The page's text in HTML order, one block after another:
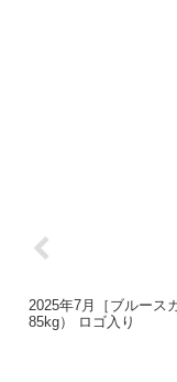
2025年7月［ブルース
85kg） ロゴ入り